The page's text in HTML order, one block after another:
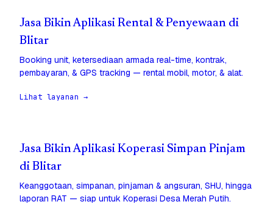
Jasa Bikin Aplikasi Rental & Penyewaan di
Blitar
Booking unit, ketersediaan armada real-time, kontrak,
pembayaran, & GPS tracking — rental mobil, motor, & alat.
Lihat layanan →
Jasa Bikin Aplikasi Koperasi Simpan Pinjam
di Blitar
Keanggotaan, simpanan, pinjaman & angsuran, SHU, hingga
laporan RAT — siap untuk Koperasi Desa Merah Putih.